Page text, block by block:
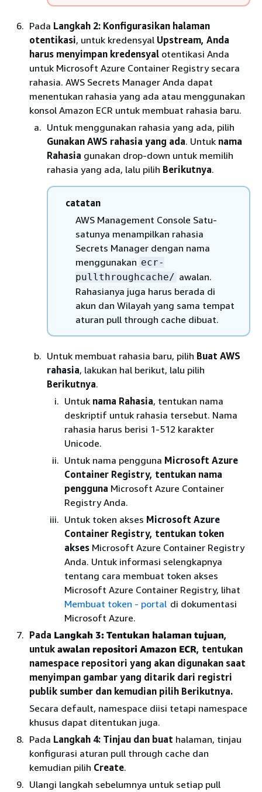
Pada Langkah 2: Konfigurasikan halaman
otentikasi, untuk kredensyal Upstream, Anda
harus menyimpan kredensyal otentikasi Anda
untuk Microsoft Azure Container Registry secara
rahasia. AWS Secrets Manager Anda dapat
menentukan rahasia yang ada atau menggunakan
konsol Amazon ECR untuk membuat rahasia baru.
Untuk menggunakan rahasia yang ada, pilih
Gunakan AWS rahasia yang ada. Untuk nama
Rahasia gunakan drop-down untuk memilih
rahasia yang ada, lalu pilih Berikutnya.
catatan
AWS Management Console Satu-
satunya menampilkan rahasia
Secrets Manager dengan nama
menggunakan ecr-
pullthroughcache/ awalan.
Rahasianya juga harus berada di
akun dan Wilayah yang sama tempat
aturan pull through cache dibuat.
Untuk membuat rahasia baru, pilih Buat AWS
rahasia, lakukan hal berikut, lalu pilih
Berikutnya.
Untuk nama Rahasia, tentukan nama
deskriptif untuk rahasia tersebut. Nama
rahasia harus berisi 1-512 karakter
Unicode.
Untuk nama pengguna Microsoft Azure
Container Registry, tentukan nama
pengguna Microsoft Azure Container
Registry Anda.
Untuk token akses Microsoft Azure
Container Registry, tentukan token
akses Microsoft Azure Container Registry
Anda. Untuk informasi selengkapnya
tentang cara membuat token akses
Microsoft Azure Container Registry, lihat
Membuat token - portal di dokumentasi
Microsoft Azure.
Pada Langkah 3: Tentukan halaman tujuan,
untuk awalan repositori Amazon ECR, tentukan
namespace repositori yang akan digunakan saat
menyimpan gambar yang ditarik dari registri
publik sumber dan kemudian pilih Berikutnya.
Secara default, namespace diisi tetapi namespace
khusus dapat ditentukan juga.
Pada Langkah 4: Tinjau dan buat halaman, tinjau
konfigurasi aturan pull through cache dan
kemudian pilih Create.
Ulangi langkah sebelumnya untuk setiap pull